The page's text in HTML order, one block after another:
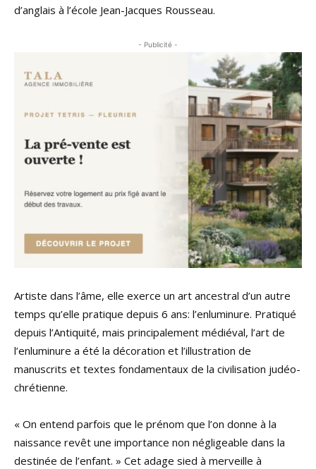
d’anglais à l’école Jean-Jacques Rousseau.
- Publicité -
Artiste dans l’âme, elle exerce un art ancestral d’un autre
temps qu’elle pratique depuis 6 ans: l’enluminure. Pratiqué
depuis l’Antiquité, mais principalement médiéval, l’art de
l’enluminure a été la décoration et l’illustration de
manuscrits et textes fondamentaux de la civilisation judéo-
chrétienne.
« On entend parfois que le prénom que l’on donne à la
naissance revêt une importance non négligeable dans la
destinée de l’enfant. » Cet adage sied à merveille à